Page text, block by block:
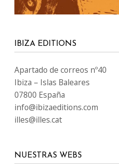
IBIZA EDITIONS
Apartado de correos nº40
Ibiza – Islas Baleares
07800 España
info@ibizaeditions.com
illes@illes.cat
NUESTRAS WEBS